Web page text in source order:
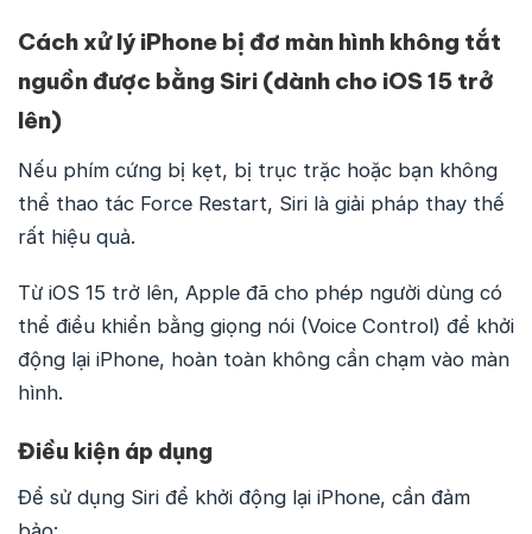
Cách xử lý iPhone bị đơ màn hình không tắt
nguồn được bằng Siri (dành cho iOS 15 trở
lên)
Nếu phím cứng bị kẹt, bị trục trặc hoặc bạn không
thể thao tác Force Restart, Siri là giải pháp thay thế
rất hiệu quả.
Từ iOS 15 trở lên, Apple đã cho phép người dùng có
thể điều khiển bằng giọng nói (Voice Control) để khởi
động lại iPhone, hoàn toàn không cần chạm vào màn
hình.
Điều kiện áp dụng
Để sử dụng Siri để khởi động lại iPhone, cần đảm